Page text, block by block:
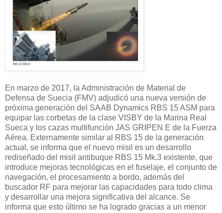
En marzo de 2017, la Administración de Material de
Defensa de Suecia (FMV) adjudicó una nueva versión de
próxima generación del SAAB Dynamics RBS 15 ASM para
equipar las corbetas de la clase VISBY de la Marina Real
Sueca y los cazas multifunción JAS GRIPEN E de la Fuerza
Aérea. Externamente similar al RBS 15 de la generación
actual, se informa que el nuevo misil es un desarrollo
rediseñado del misil antibuque RBS 15 Mk.3 existente, que
introduce mejoras tecnológicas en el fuselaje, el conjunto de
navegación, el procesamiento a bordo, además del
buscador RF para mejorar las capacidades para todo clima
y desarrollar una mejora significativa del alcance. Se
informa que esto último se ha logrado gracias a un menor